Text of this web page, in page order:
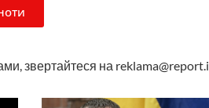
звертайтеся на